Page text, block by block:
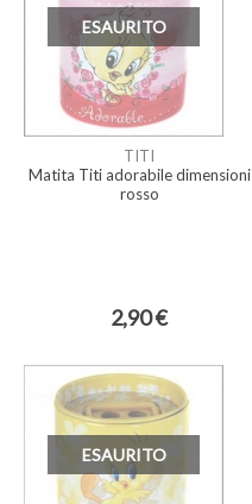
ESAURITO
TITI
Matita Titi adorabile dimensioni
rosso
2,90 €
ESAURITO